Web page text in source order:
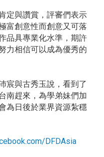
定與讚賞，評審們表示
富創意性而創意又可落
品具專業化水準，期許
力相信可以成為優秀的
宸與古秀玉說，看到了
南趕來，為學弟妹們加
為日後於業界資源紮穩
DFDAsia